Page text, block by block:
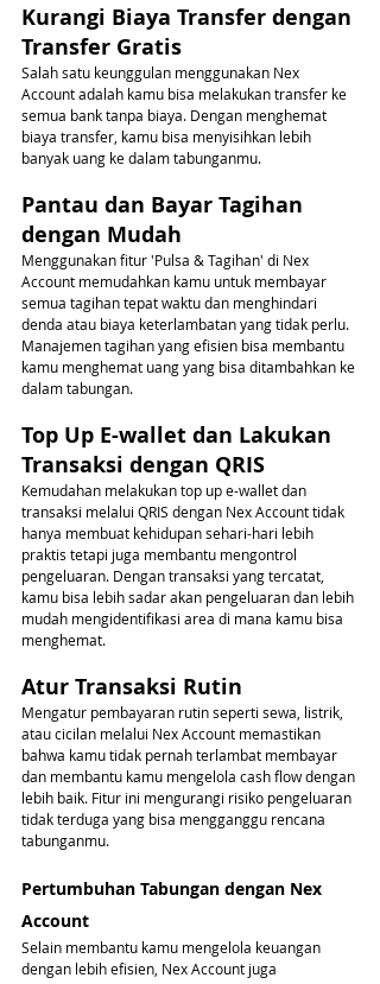
Kurangi Biaya Transfer dengan
Transfer Gratis
Salah satu keunggulan menggunakan Nex
Account adalah kamu bisa melakukan transfer ke
semua bank tanpa biaya. Dengan menghemat
biaya transfer, kamu bisa menyisihkan lebih
banyak uang ke dalam tabunganmu.
Pantau dan Bayar Tagihan
dengan Mudah
Menggunakan fitur 'Pulsa & Tagihan' di Nex
Account memudahkan kamu untuk membayar
semua tagihan tepat waktu dan menghindari
denda atau biaya keterlambatan yang tidak perlu.
Manajemen tagihan yang efisien bisa membantu
kamu menghemat uang yang bisa ditambahkan ke
dalam tabungan.
Top Up E-wallet dan Lakukan
Transaksi dengan QRIS
Kemudahan melakukan top up e-wallet dan
transaksi melalui QRIS dengan Nex Account tidak
hanya membuat kehidupan sehari-hari lebih
praktis tetapi juga membantu mengontrol
pengeluaran. Dengan transaksi yang tercatat,
kamu bisa lebih sadar akan pengeluaran dan lebih
mudah mengidentifikasi area di mana kamu bisa
menghemat.
Atur Transaksi Rutin
Mengatur pembayaran rutin seperti sewa, listrik,
atau cicilan melalui Nex Account memastikan
bahwa kamu tidak pernah terlambat membayar
dan membantu kamu mengelola cash flow dengan
lebih baik. Fitur ini mengurangi risiko pengeluaran
tidak terduga yang bisa mengganggu rencana
tabunganmu.
Pertumbuhan Tabungan dengan Nex
Account
Selain membantu kamu mengelola keuangan
dengan lebih efisien, Nex Account juga